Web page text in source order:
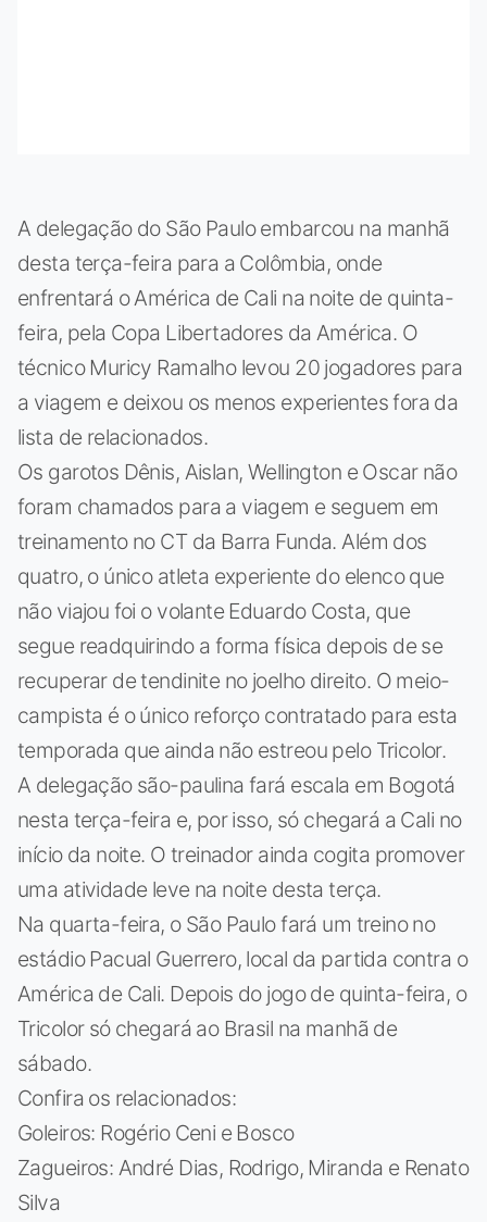
A delegação do São Paulo embarcou na manhã
desta terça-feira para a Colômbia, onde
enfrentará o América de Cali na noite de quinta-
feira, pela Copa Libertadores da América. O
técnico Muricy Ramalho levou 20 jogadores para
a viagem e deixou os menos experientes fora da
lista de relacionados.
Os garotos Dênis, Aislan, Wellington e Oscar não
foram chamados para a viagem e seguem em
treinamento no CT da Barra Funda. Além dos
quatro, o único atleta experiente do elenco que
não viajou foi o volante Eduardo Costa, que
segue readquirindo a forma física depois de se
recuperar de tendinite no joelho direito. O meio-
campista é o único reforço contratado para esta
temporada que ainda não estreou pelo Tricolor.
A delegação são-paulina fará escala em Bogotá
nesta terça-feira e, por isso, só chegará a Cali no
início da noite. O treinador ainda cogita promover
uma atividade leve na noite desta terça.
Na quarta-feira, o São Paulo fará um treino no
estádio Pacual Guerrero, local da partida contra o
América de Cali. Depois do jogo de quinta-feira, o
Tricolor só chegará ao Brasil na manhã de
sábado.
Confira os relacionados:
Goleiros: Rogério Ceni e Bosco
Zagueiros: André Dias, Rodrigo, Miranda e Renato
Silva